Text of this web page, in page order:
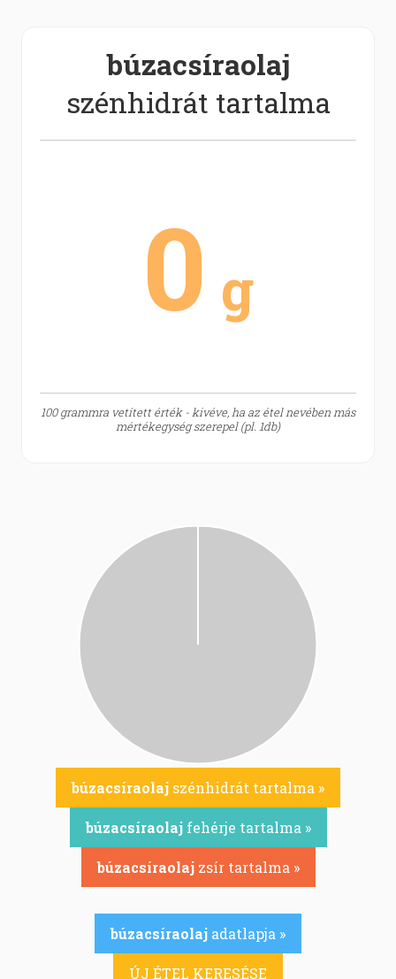
búzacsíraolaj
szénhidrát tartalma
0 g
100 grammra vetített érték - kivéve, ha az étel nevében más
mértékegység szerepel (pl. 1db)
búzacsíraolaj szénhidrát tartalma »
búzacsíraolajfehérje tartalma »
búzacsíraolajzsír tartalma »
búzacsíraolaj adatlapja »
ÚJ ÉTEL KERESÉSE